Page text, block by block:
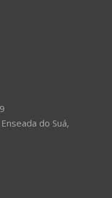
do Suá,